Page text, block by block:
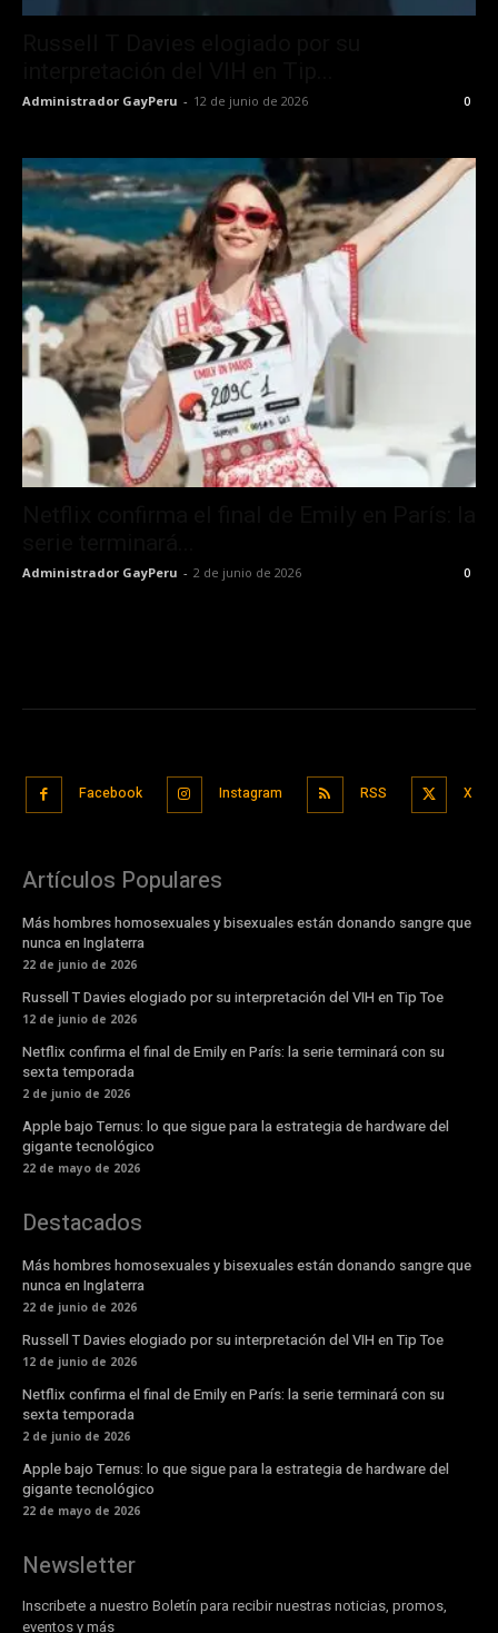
Administrador GayPeru - 12 de junio de 2026 0
Administrador GayPeru - 2 de junio de 2026 0
Facebook Instagram RSS X
Artículos Populares
Más hombres homosexuales y bisexuales están donando sangre que
nunca en Inglaterra
22 de junio de 2026
Russell T Davies elogiado por su interpretación del VIH en Tip Toe
12 de junio de 2026
Netflix confirma el final de Emily en París: la serie terminará con su
sexta temporada
2 de junio de 2026
Apple bajo Ternus: lo que sigue para la estrategia de hardware del
gigante tecnológico
22 de mayo de 2026
Destacados
Más hombres homosexuales y bisexuales están donando sangre que
nunca en Inglaterra
22 de junio de 2026
Russell T Davies elogiado por su interpretación del VIH en Tip Toe
12 de junio de 2026
Netflix confirma el final de Emily en París: la serie terminará con su
sexta temporada
2 de junio de 2026
Apple bajo Ternus: lo que sigue para la estrategia de hardware del
gigante tecnológico
22 de mayo de 2026
Newsletter
Inscribete a nuestro Boletín para recibir nuestras noticias, promos,
eventos y más